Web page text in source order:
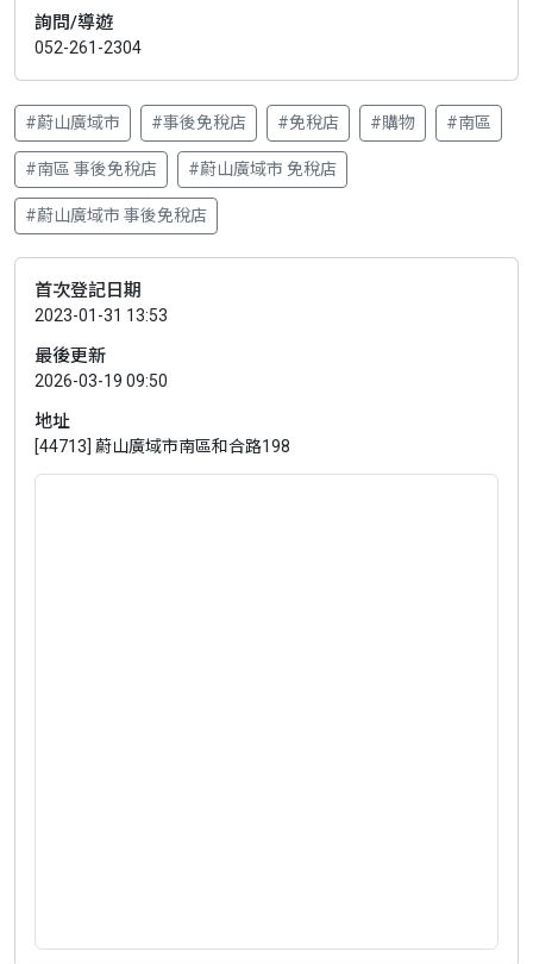
詢問/導遊
052-261-2304
#蔚山廣域市 #事後免稅店 #免稅店 #購物 #南區
#南區 事後免稅店 #蔚山廣域市 免稅店
#蔚山廣域市 事後免稅店
首次登記日期
2023-01-31 13:53
最後更新
2026-03-19 09:50
地址
[44713] 蔚山廣域市南區和合路198